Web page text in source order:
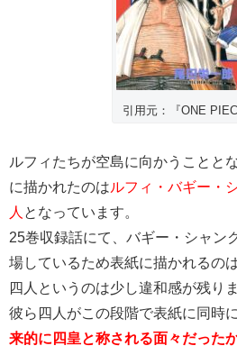
引用元：『ONE
ルフィたちが空島に向かうことと
に描かれたのはルフィ・バギー・
人 となっています。
25巻収録話にて、バギー・シャン
場しているため表紙に描かれるの
四人というのは少し違和感が残りま
彼ら四人がこの段階で表紙に同時
来的に四皇と称される面々だった